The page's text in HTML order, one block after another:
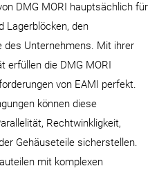
DMG MORI hauptsächlich für
Lagerblöcken, den
des Unternehmens. Mit ihrer
erfüllen die DMG MORI
von EAMI perfekt.
können diese
Rechtwinkligkeit,
Gehäuseteile sicherstellen.
mit komplexen